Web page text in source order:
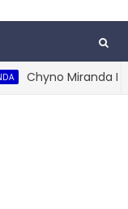
Chyno Miranda